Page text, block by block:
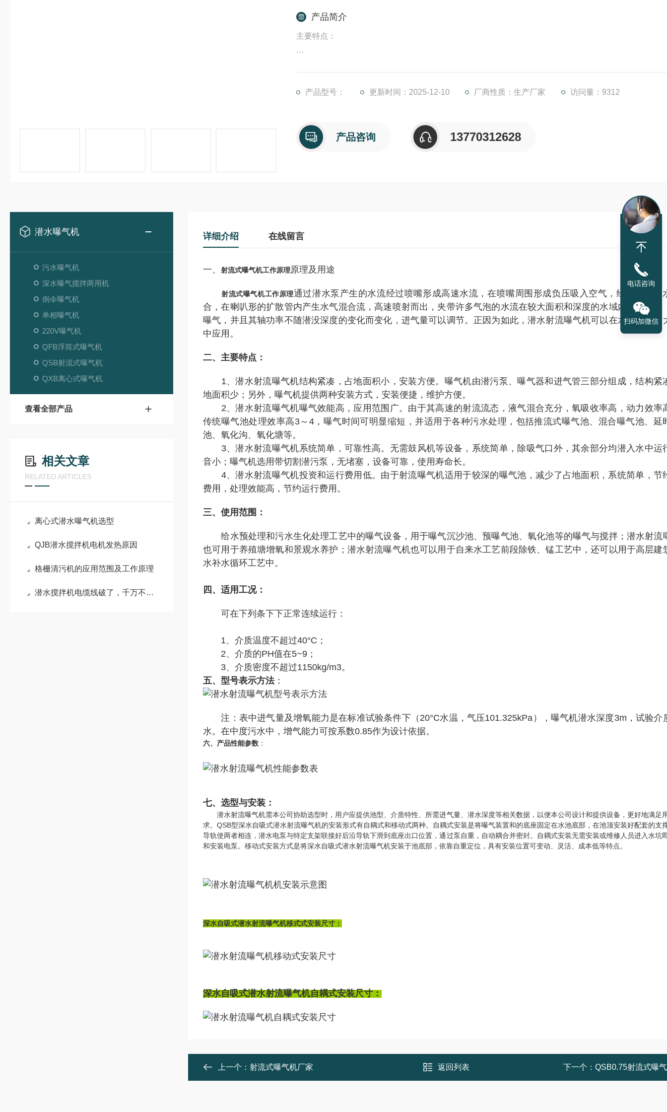
产品简介
主要特点：
1、潜水射流曝气机结构紧凑，占地面积小，安装方便。曝气机由潜污泵、曝气器和进气管三部分组
产品型号： 更新时间：2025-12-10 厂商性质：生产厂家 访问量：9312
产品咨询 13770312628
潜水曝气机
污水曝气机
深水曝气搅拌两用机
倒伞曝气机
单相曝气机
220V曝气机
QFB浮筒式曝气机
QSB射流式曝气机
QXB离心式曝气机
查看全部产品
相关文章
RELATED ARTICLES
离心式潜水曝气机选型
QJB潜水搅拌机电机发热原因
格栅清污机的应用范围及工作原理
潜水搅拌机电缆线破了，千万不要有侥幸心理
详细介绍 在线留言
一、 射流式曝气机工作原理原理及用途
射流式曝气机工作原理通过潜水泵产生的水流经过喷嘴形成高速水流，在喷嘴周围形成负压吸入空气，经混合室与
合，在喇叭形的扩散管内产生水气混合流，高速喷射而出，夹带许多气泡的水流在较大面积和深度的水域内涡旋搅拌
曝气，并且其轴功率不随潜没深度的变化而变化，进气量可以调节。正因为如此，潜水射流曝气机可以在水位变化较
中应用。
二、主要特点：
1、潜水射流曝气机结构紧凑，占地面积小，安装方便。曝气机由潜污泵、曝气器和进气管三部分组成，结构紧
地面积少；另外，曝气机提供两种安装方式，安装便捷，维护方便。
2、潜水射流曝气机曝气效能高，应用范围广。由于其高速的射流流态，液气混合充分，氧吸收率高，动力效率
传统曝气池处理效率高3～4，曝气时间可明显缩短，并适用于各种污水处理，包括推流式曝气池、混合曝气池、延
池、氧化沟、氧化塘等。
3、潜水射流曝气机系统简单，可靠性高。无需鼓风机等设备，系统简单，除吸气口外，其余部分均潜入水中运
音小；曝气机选用带切割潜污泵，无堵塞，设备可靠，使用寿命长。
4、潜水射流曝气机投资和运行费用低。由于射流曝气机适用于较深的曝气池，减少了占地面积，系统简单，节
费用，处理效能高，节约运行费用。
三、使用范围：
给水预处理和污水生化处理工艺中的曝气设备，用于曝气沉沙池、预曝气池、氧化池等的曝气与搅拌；潜水射流
也可用于养殖塘增氧和景观水养护；潜水射流曝气机也可以用于自来水工艺前段除铁、锰工艺中，还可以用于高层建
水补水循环工艺中。
四、适用工况：
可在下列条下下正常连续运行：
1、介质温度不超过40°C；
2、介质的PH值在5~9；
3、介质密度不超过1150kg/m3。
五、型号表示方法：
注：表中进气量及增氧能力是在标准试验条件下（20°C水温，气压101.325kPa），曝气机潜水深度3m，试验介
水。在中度污水中，增气能力可按系数0.85作为设计依据。
六、产品性能参数 ：
七、选型与安装：
潜水射流曝气机需本公司协助选型时，用户应提供池型、介质特性、所需进气量、潜水深度等相关数据，以便本公司设计和提供设备，更好地满足
求。QSB型深水自吸式潜水射流曝气机的安装形式有自耦式和移动式两种。自耦式安装是将曝气装置和的底座固定在水池底部，在池顶安装好配套的支
导轨使两者相连，潜水电泵与特定支架联接好后沿导轨下滑到底座出口位置，通过泵自重，自动耦合并密封。自耦式安装无需安装或维修人员进入水坑
和安装电泵。移动式安装方式是将深水自吸式潜水射流曝气机安装于池底部，依靠自重定位，具有安装位置可变动、灵活、成本低等特点。
深水自吸式潜水射流曝气机移式式安装尺寸：
深水自吸式潜水射流曝气机自耦式安装尺寸：
上一个： 射流式曝气机厂家 返回列表 下一个： QSB0.75射流式曝
电话咨询
扫码加微信